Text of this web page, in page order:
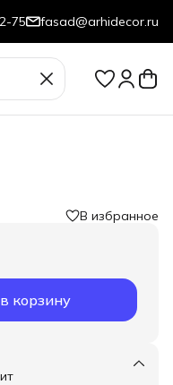
75 fasad@arhidecor.ru
В избранное
корзину